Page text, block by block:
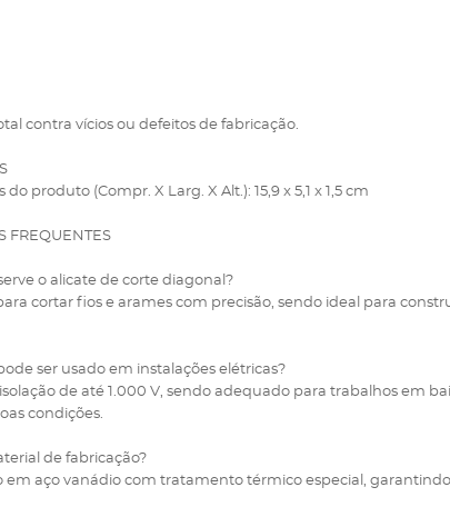
contra vícios ou defeitos de fabricação.
do produto (Compr. X Larg. X Alt.): 15,9 x 5,1 x 1,5 cm
FREQUENTES
o alicate de corte diagonal?
cortar fios e arames com precisão, sendo ideal para
ser usado em instalações elétricas?
de até 1.000 V, sendo adequado para trabalhos em
condições.
de fabricação?
em aço vanádio com tratamento térmico especial,